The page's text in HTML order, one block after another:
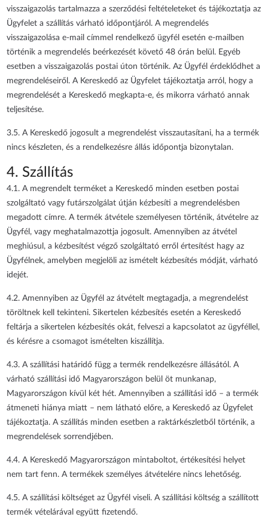
visszaigazolás tartalmazza a szerződési feltételeteket és tájékoztatja az
Ügyfelet a szállítás várható időpontjáról. A megrendelés
visszaigazolása e-mail címmel rendelkező ügyfél esetén e-mailben
történik a megrendelés beérkezését követő 48 órán belül. Egyéb
esetben a visszaigazolás postai úton történik. Az Ügyfél érdeklődhet a
megrendeléseiről. A Kereskedő az Ügyfelet tájékoztatja arról, hogy a
megrendelését a Kereskedő megkapta-e, és mikorra várható annak
teljesítése.
3.5. A Kereskedő jogosult a megrendelést visszautasítani, ha a termék
nincs készleten, és a rendelkezésre állás időpontja bizonytalan.
4. Szállítás
4.1. A megrendelt terméket a Kereskedő minden esetben postai
szolgáltató vagy futárszolgálat útján kézbesíti a megrendelésben
megadott címre. A termék átvétele személyesen történik, átvételre az
Ügyfél, vagy meghatalmazottja jogosult. Amennyiben az átvétel
meghiúsul, a kézbesítést végző szolgáltató erről értesítést hagy az
Ügyfélnek, amelyben megjelöli az ismételt kézbesítés módját, várható
idejét.
4.2. Amennyiben az Ügyfél az átvételt megtagadja, a megrendelést
töröltnek kell tekinteni. Sikertelen kézbesítés esetén a Kereskedő
feltárja a sikertelen kézbesítés okát, felveszi a kapcsolatot az ügyféllel,
és kérésre a csomagot ismételten kiszállítja.
4.3. A szállítási határidő függ a termék rendelkezésre állásától. A
várható szállítási idő Magyarországon belül öt munkanap,
Magyarországon kívül két hét. Amennyiben a szállítási idő – a termék
átmeneti hiánya miatt – nem látható előre, a Kereskedő az Ügyfelet
tájékoztatja. A szállítás minden esetben a raktárkészletből történik, a
megrendelések sorrendjében.
4.4. A Kereskedő Magyarországon mintaboltot, értékesítési helyet
nem tart fenn. A termékek személyes átvételére nincs lehetőség.
4.5. A szállítási költséget az Ügyfél viseli. A szállítási költség a szállított
termék vételárával együtt fizetendő.